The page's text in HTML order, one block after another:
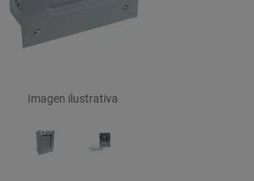
Imagen ilustrativa